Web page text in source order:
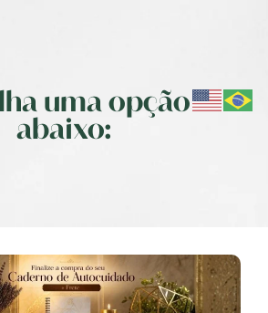
uma opção
abaixo: